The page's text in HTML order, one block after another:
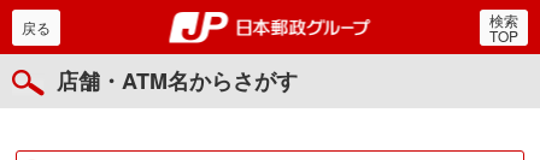
郵便局・日本郵政グルー
戻る 検索
TOP
店舗・ATM名からさがす